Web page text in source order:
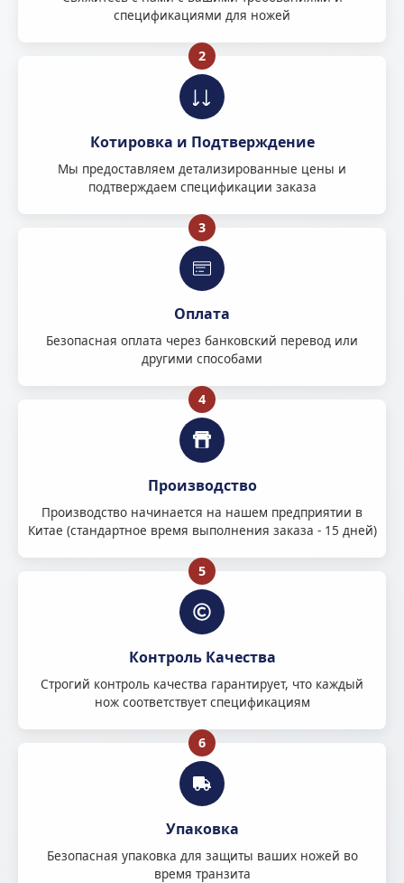
спецификациями для ножей
2
Котировка и Подтверждение
Мы предоставляем детализированные цены и
подтверждаем спецификации заказа
3
Оплата
Безопасная оплата через банковский перевод или
другими способами
4
Производство
Производство начинается на нашем предприятии в
Китае (стандартное время выполнения заказа - 15 дней)
5
Контроль Качества
Строгий контроль качества гарантирует, что каждый
нож соответствует спецификациям
6
Упаковка
Безопасная упаковка для защиты ваших ножей во
время транзита